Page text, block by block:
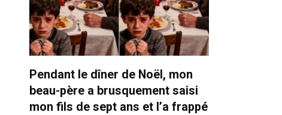
Pendant le dîner de Noël, mon
beau-père a brusquement saisi
mon fils de sept ans et l’a frappé